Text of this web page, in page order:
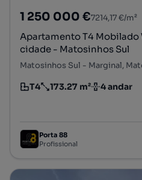
1 250 000 €7214,17 €/m²
Apartamento T4 Mobilado
cidade - Matosinhos Sul
Tipologia
T4
Preço por metro quadrado
173.27 m²
Andar 4 andar
Porta 88
Profissional